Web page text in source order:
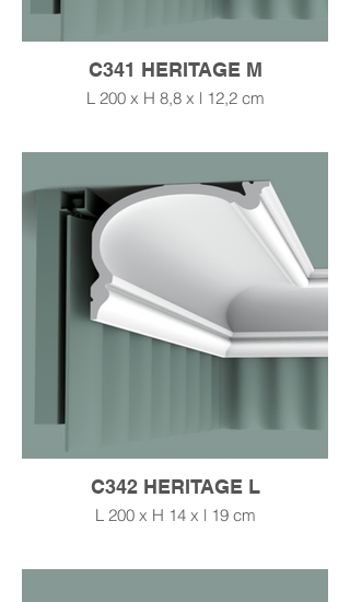
C341 HERITAGE M
L 200 x H 8,8 x l 12,2 cm
C342 HERITAGE L
L 200 x H 14 x l 19 cm